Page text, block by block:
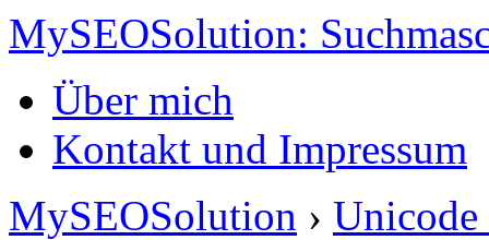
MySEOSolution:
Über mich
Kontakt und Impressum
MySEOSolution › Unicode